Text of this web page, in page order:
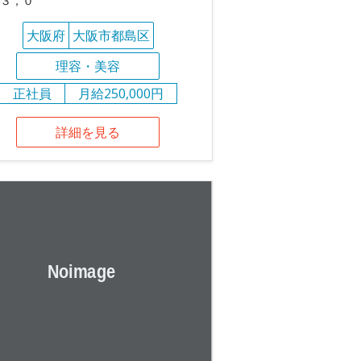
大阪府 大阪市都島区
理容・美容
正社員
月給250,000円
詳細を見る